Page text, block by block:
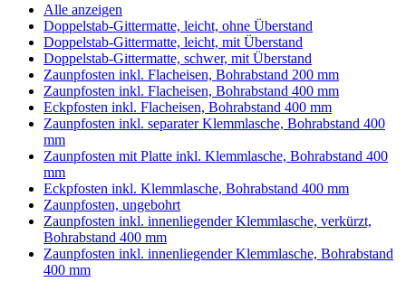
Alle anzeigen
Doppelstab-Gittermatte, leicht, ohne Überstand
Doppelstab-Gittermatte, leicht, mit Überstand
Doppelstab-Gittermatte, schwer, mit Überstand
Zaunpfosten inkl. Flacheisen, Bohrabstand 200 mm
Zaunpfosten inkl. Flacheisen, Bohrabstand 400 mm
Eckpfosten inkl. Flacheisen, Bohrabstand 400 mm
Zaunpfosten inkl. separater Klemmlasche, Bohrabstand 400
mm
Zaunpfosten mit Platte inkl. Klemmlasche, Bohrabstand 400
mm
Eckpfosten inkl. Klemmlasche, Bohrabstand 400 mm
Zaunpfosten, ungebohrt
Zaunpfosten inkl. innenliegender Klemmlasche, verkürzt,
Bohrabstand 400 mm
Zaunpfosten inkl. innenliegender Klemmlasche, Bohrabstand
400 mm